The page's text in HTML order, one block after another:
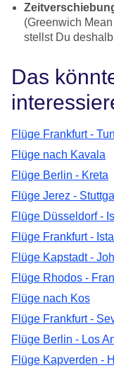
(Greenwich
stellst Du
Das
Flüge Frankfurt -
Flüge nach Kavala
Flüge Berlin - Kreta
Flüge Jerez -
Flüge Düsseldorf -
Flüge Frankfurt -
Flüge Kapstadt -
Flüge Rhodos -
Flüge nach Kos
Flüge Frankfurt -
Flüge Berlin - Los
Flüge Kapverden -